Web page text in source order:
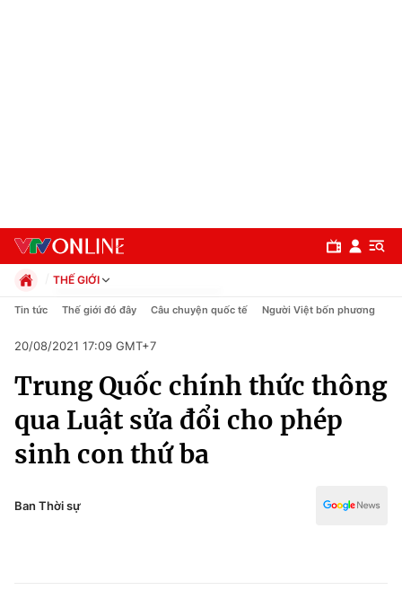
Chuyên mục
Chính trị
Xã hội
Pháp luật
THẾ GIỚI
Chính trị
Pháp luật
Kinh tế
Thể thao
Truyền hình
Văn hóa - Giải trí
Công nghệ
Tin tức Thế giới đó đây Câu chuyện quốc tế Người Việt bốn phương
20/08/2021 17:09 GMT+7
Trung Quốc chính thức thông
qua Luật sửa đổi cho phép
sinh con thứ ba
Ban Thời sự